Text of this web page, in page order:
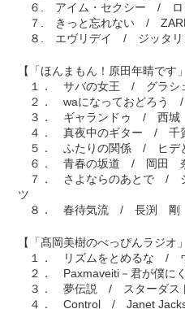
６. アイム・セクシー / ロ
７. きっと忘れない /
８. エヴリデイ / ジッタリ
【「ほんまもん！原田年晴です
１． サバの女王 / グラシ
２． waになっておどろう
３． ギャランドゥ / 西城
４． 真夜中のギター / 千
５． ふたりの関係 / ヒデ
６． 青春の坂道 / 岡田
７． さよならのあとで / ジ
ツ
８． 春待気流 / 長渕 剛
【「髙岡美樹のべっぴんラジオ
１． リズムをとめるな /
２． Paxmaveiti－君が僕
３． 夢伝説 / スターダス
４． Control / Janet